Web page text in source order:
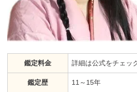
鑑定料金 詳細は公式をチェッ
鑑定歴 11～15年